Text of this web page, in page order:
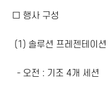
□ 행사 구성
(1) 솔루션 프레젠테이션
- 오전 : 기조 4개 세션